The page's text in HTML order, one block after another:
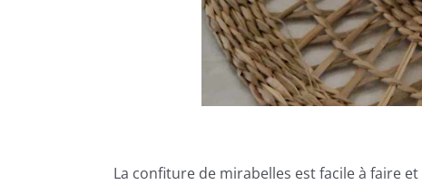
La confiture de mirabelles est facile à faire